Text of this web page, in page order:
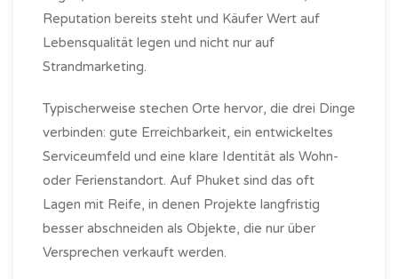
Reputation bereits steht und Käufer Wert auf
Lebensqualität legen und nicht nur auf
Strandmarketing.
Typischerweise stechen Orte hervor, die drei Dinge
verbinden: gute Erreichbarkeit, ein entwickeltes
Serviceumfeld und eine klare Identität als Wohn-
oder Ferienstandort. Auf Phuket sind das oft
Lagen mit Reife, in denen Projekte langfristig
besser abschneiden als Objekte, die nur über
Versprechen verkauft werden.